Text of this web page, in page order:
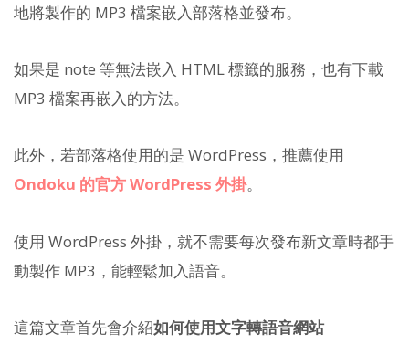
地將製作的 MP3 檔案嵌入部落格並發布。
如果是 note 等無法嵌入 HTML 標籤的服務，也有下載
MP3 檔案再嵌入的方法。
此外，若部落格使用的是 WordPress，推薦使用
Ondoku 的官方 WordPress 外掛。
使用 WordPress 外掛，就不需要每次發布新文章時都手
動製作 MP3，能輕鬆加入語音。
這篇文章首先會介紹如何使用文字轉語音網站